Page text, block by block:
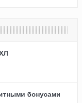
бонусами